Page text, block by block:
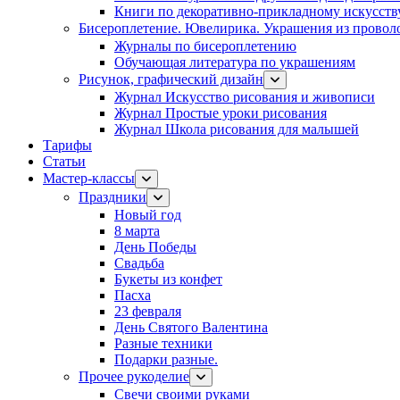
Книги по декоративно-прикладному
Бисероплетение. Ювелирика. Украшения из
Журналы по бисероплетению
Обучающая литература по украшениям
Рисунок, графический дизайн
Журнал Искусство рисования и живописи
Журнал Простые уроки рисования
Журнал Школа рисования для малышей
Тарифы
Статьи
Мастер-классы
Праздники
Новый год
8 марта
День Победы
Свадьба
Букеты из конфет
Пасха
23 февраля
День Святого Валентина
Разные техники
Подарки разные.
Прочее рукоделие
Свечи своими руками